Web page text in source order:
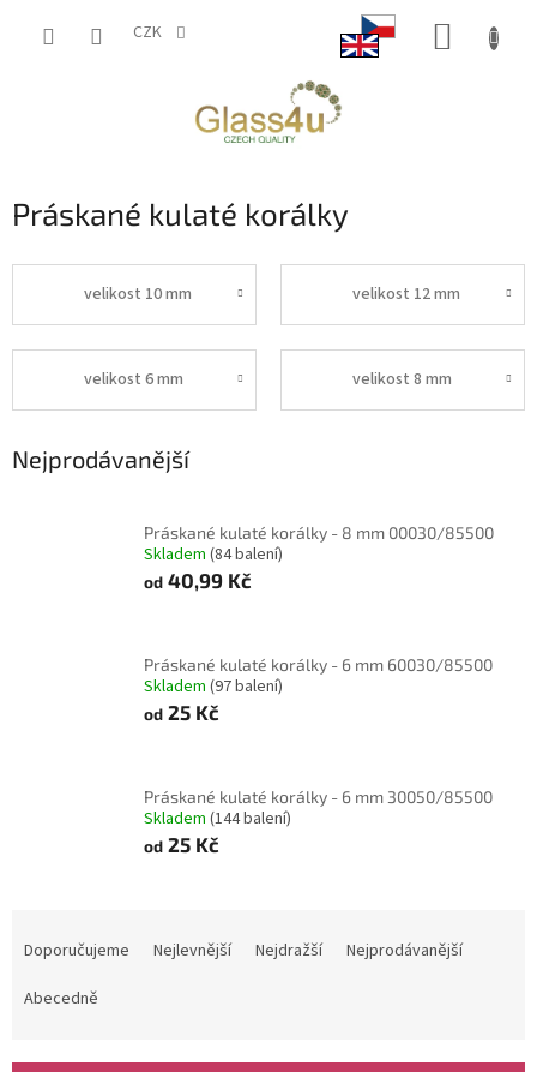
CZK
Práskané kulaté korálky
velikost 10 mm velikost 12 mm
velikost 6 mm velikost 8 mm
Nejprodávanější
Práskané kulaté korálky - 8 mm 00030/85500
Skladem (84 balení)
od 40,99 Kč
Práskané kulaté korálky - 6 mm 60030/85500
Skladem (97 balení)
od 25 Kč
Práskané kulaté korálky - 6 mm 30050/85500
Skladem (144 balení)
od 25 Kč
Doporučujeme Nejlevnější Nejdražší
Nejprodávanější
Abecedně